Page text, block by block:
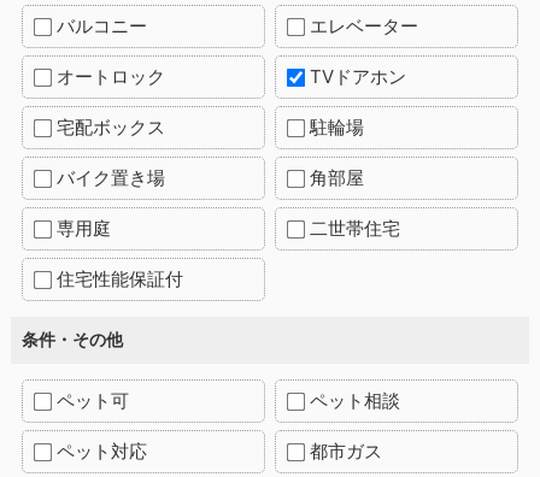
バルコニー エレベーター
オートロック TVドアホン
宅配ボックス 駐輪場
バイク置き場 角部屋
専用庭 二世帯住宅
住宅性能保証付
条件・その他
ペット可 ペット相談
ペット対応 都市ガス